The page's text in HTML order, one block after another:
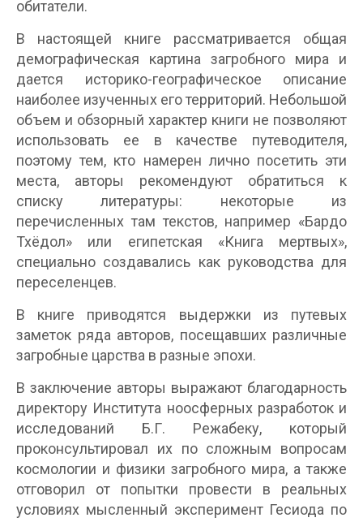
обитатели.
В настоящей книге рассматривается общая
демографическая картина загробного мира и
дается историко-географическое описание
наиболее изученных его территорий. Небольшой
объем и обзорный характер книги не позволяют
использовать ее в качестве путеводителя,
поэтому тем, кто намерен лично посетить эти
места, авторы рекомендуют обратиться к
списку литературы: некоторые из
перечисленных там текстов, например «Бардо
Тхёдол» или египетская «Книга мертвых»,
специально создавались как руководства для
переселенцев.
В книге приводятся выдержки из путевых
заметок ряда авторов, посещавших различные
загробные царства в разные эпохи.
В заключение авторы выражают благодарность
директору Института ноосферных разработок и
исследований Б.Г. Режабеку, который
проконсультировал их по сложным вопросам
космологии и физики загробного мира, а также
отговорил от попытки провести в реальных
условиях мысленный эксперимент Гесиода по